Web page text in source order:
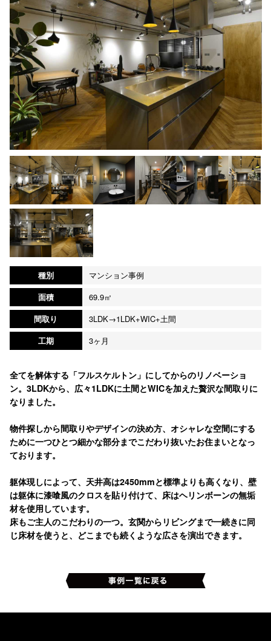
種別
マンション事例
面積
69.9㎡
間取り
3LDK→1LDK+WIC+土間
工期
3ヶ月
全てを解体する「フルスケルトン」にしてからのリノベーショ
ン。3LDKから、広々1LDKに土間とWICを加えた贅沢な間取りに
なりました。
物件探しから間取りやデザインの決め方、オシャレな空間にする
ために一つひとつ細かな部分までこだわり抜いたお住まいとなっ
ております。
躯体現しによって、天井高は2450mmと標準よりも高くなり、壁
は躯体に漆喰風のクロスを貼り付けて、床はヘリンボーンの無垢
材を使用しています。
床もご主人のこだわりの一つ。玄関からリビングまで一続きに同
じ床材を使うと、どこまでも続くような広さを演出できます。